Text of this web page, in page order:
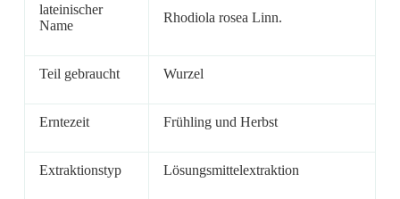
lateinischer
Name
Rhodiola rosea Linn.
Teil gebraucht Wurzel
Erntezeit Frühling und Herbst
Extraktionstyp Lösungsmittelextraktion